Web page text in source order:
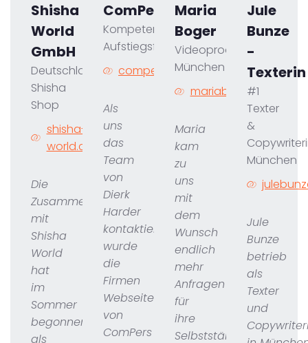
Shisha
World
GmbH
Deutschlands größter
Shisha
Shop
shisha-
world.com
Die
Zusammenarbeit
mit
Shisha
World
hat
im
Sommer
begonnen,
als
ComPers
Kompetente IT
Aufstiegsfortbildung
compers.de
Als
uns
das
Team
von
Dierk
Harder
kontaktierte,
wurde
die
Firmen
Webseite
von
ComPers
Maria
Boger
Videoproduktion aus
München
mariaboger.com
Maria
kam
zu
uns
mit
dem
Wunsch
endlich
mehr
Anfragen
für
ihre
Selbstständigkeit
Jule
Bunze
-
Texterin
#1
Texter
&
München
Jule
Bunze
betrieb
als
Texter
und